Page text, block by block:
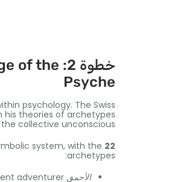
خطوة 2:
of the
Psyche
psychology. The Swiss
theories of archetypes
collective unconscious
system, with the 22 الرائد أركانا
archetypes
:
الأحمقadventurer